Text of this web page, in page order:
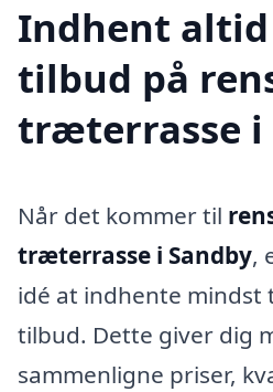
Indhent
tilbud på
træterrasse i
Når det kommer til
træterrasse i Sandby,
idé at indhente mindst
tilbud. Dette giver dig
sammenligne priser,